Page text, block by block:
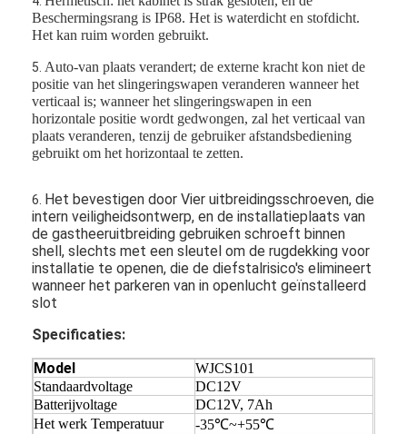
Thuis
Producten
Video's
Over ons
Beschermingsrang is IP68. Het is waterdicht en stofdicht.
Het kan ruim worden gebruikt.
5. Auto-van plaats verandert; de externe kracht kon niet de
positie van het slingeringswapen veranderen wanneer het
verticaal is; wanneer het slingeringswapen in een
horizontale positie wordt gedwongen, zal het verticaal van
plaats veranderen, tenzij de gebruiker afstandsbediening
gebruikt om het horizontaal te zetten.
6. Het bevestigen door Vier uitbreidingsschroeven, die
intern veiligheidsontwerp, en de installatieplaats van
de gastheeruitbreiding gebruiken schroeft binnen
shell, slechts met een sleutel om de rugdekking voor
installatie te openen, die de diefstalrisico's elimineert
wanneer het parkeren van in openlucht geïnstalleerd
slot
Specificaties:
Model
WJCS101
Standaardvoltage
DC12V
Batterijvoltage
DC12V, 7Ah
Het werk Temperatuur
-35℃~+55℃